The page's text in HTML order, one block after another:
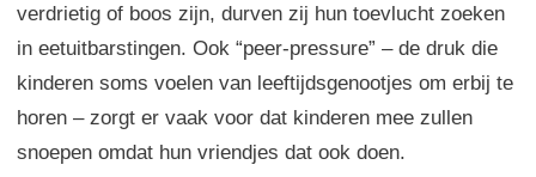
verdrietig of boos zijn, durven zij hun toevlucht zoeken
in eetuitbarstingen. Ook “peer-pressure” – de druk die
kinderen soms voelen van leeftijdsgenootjes om erbij te
horen – zorgt er vaak voor dat kinderen mee zullen
snoepen omdat hun vriendjes dat ook doen.